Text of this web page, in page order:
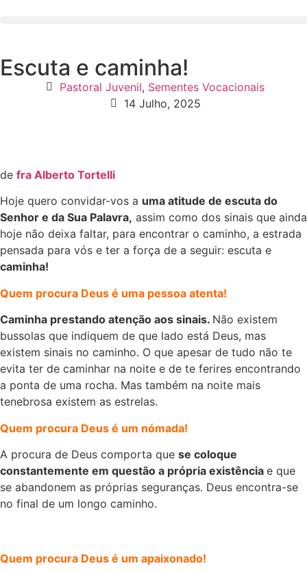
Escuta e caminha!
Pastoral Juvenil, Sementes Vocacionais
14 Julho, 2025
de fra Alberto Tortelli
Hoje quero convidar-vos a uma atitude de escuta do
Senhor e da Sua Palavra, assim como dos sinais que ainda
hoje não deixa faltar, para encontrar o caminho, a estrada
pensada para vós e ter a força de a seguir: escuta e
caminha!
Quem procura Deus é uma pessoa atenta!
Caminha prestando atenção aos sinais. Não existem
bussolas que indiquem de que lado está Deus, mas
existem sinais no caminho. O que apesar de tudo não te
evita ter de caminhar na noite e de te ferires encontrando
a ponta de uma rocha. Mas também na noite mais
tenebrosa existem as estrelas.
Quem procura Deus é um nómada!
A procura de Deus comporta que se coloque
constantemente em questão a própria existência e que
se abandonem as próprias seguranças. Deus encontra-se
no final de um longo caminho.
Quem procura Deus é um apaixonado!